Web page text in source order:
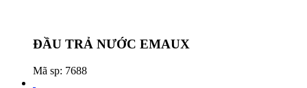
ĐẦU TRẢ NƯỚC EMAUX
Mã sp: 7688